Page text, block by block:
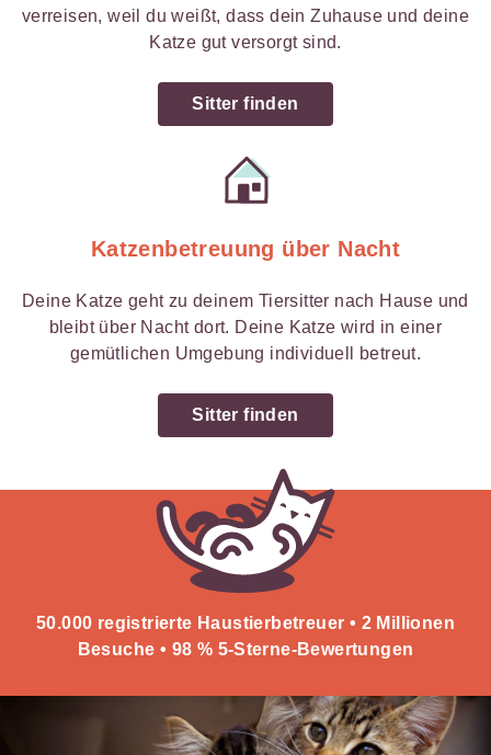
verreisen, weil du weißt, dass dein Zuhause und deine
Katze gut versorgt sind.
Sitter finden
Katzenbetreuung über Nacht
Deine Katze geht zu deinem Tiersitter nach Hause und
bleibt über Nacht dort. Deine Katze wird in einer
gemütlichen Umgebung individuell betreut.
Sitter finden
50.000 registrierte Haustierbetreuer • 2 Millionen
Besuche • 98 % 5-Sterne-Bewertungen